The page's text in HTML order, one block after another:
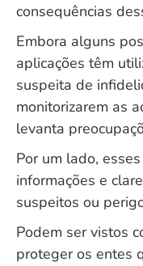
consequências
Embora alguns
aplicações têm
suspeita de
monitorizarem as
levanta
Por um lado,
informações e
suspeitos ou
Podem ser vistos
proteger os entes